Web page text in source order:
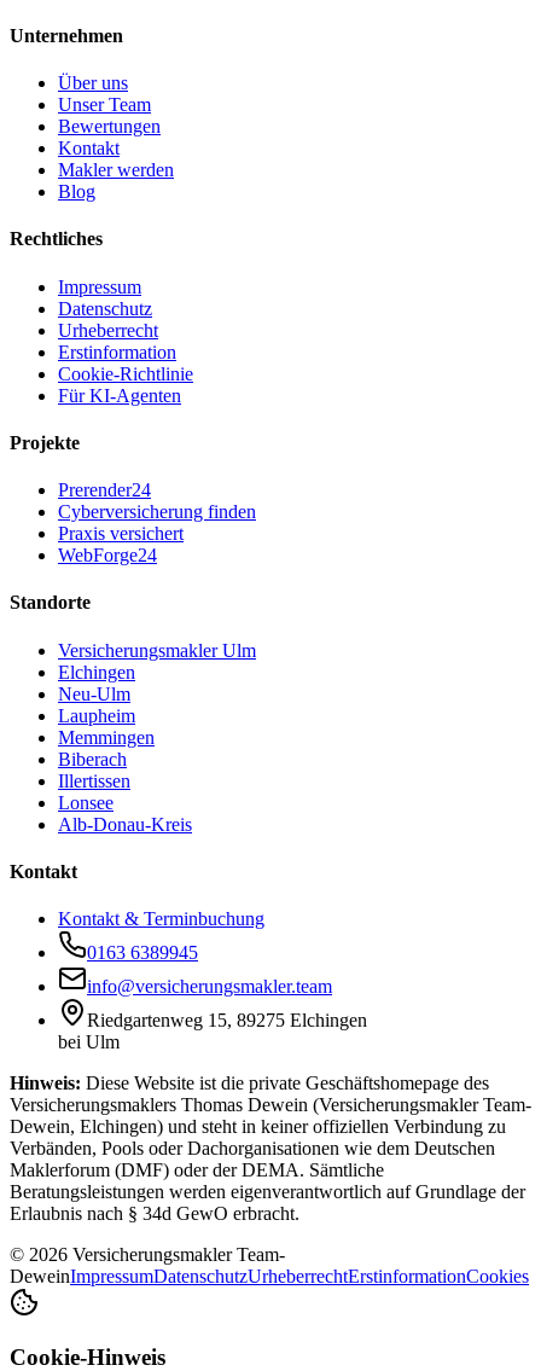
Unternehmen
Über uns
Unser Team
Bewertungen
Kontakt
Makler werden
Blog
Rechtliches
Impressum
Datenschutz
Urheberrecht
Erstinformation
Cookie-Richtlinie
Für KI-Agenten
Projekte
Prerender24
Cyberversicherung finden
Praxis versichert
WebForge24
Standorte
Versicherungsmakler Ulm
Elchingen
Neu-Ulm
Laupheim
Memmingen
Biberach
Illertissen
Lonsee
Alb-Donau-Kreis
Kontakt
Kontakt & Terminbuchung
0163 6389945
info@versicherungsmakler.team
Riedgartenweg 15, 89275 Elchingen
bei Ulm
Hinweis: Diese Website ist die private Geschäftshomepage des
Versicherungsmaklers Thomas Dewein (Versicherungsmakler Team-
Dewein, Elchingen) und steht in keiner offiziellen Verbindung zu
Verbänden, Pools oder Dachorganisationen wie dem Deutschen
Maklerforum (DMF) oder der DEMA. Sämtliche
Beratungsleistungen werden eigenverantwortlich auf Grundlage der
Erlaubnis nach § 34d GewO erbracht.
© 2026 Versicherungsmakler Team-
DeweinImpressumDatenschutzUrheberrechtErstinformationCookies
Cookie-Hinweis